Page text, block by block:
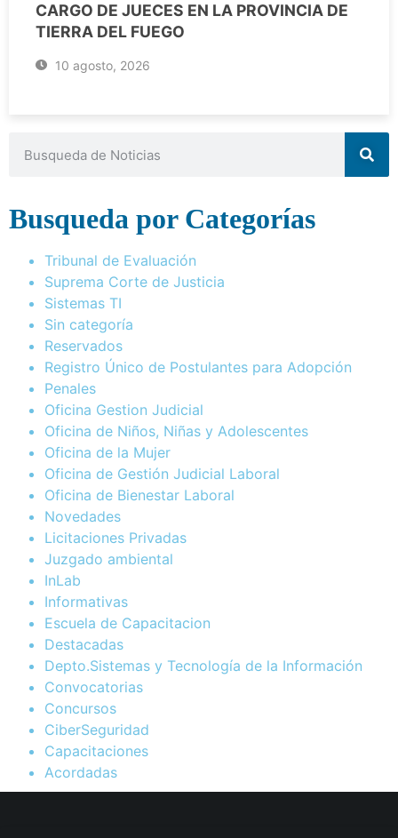
CARGO DE JUECES EN LA PROVINCIA DE
TIERRA DEL FUEGO
10 agosto, 2026
Busqueda por Categorías
Tribunal de Evaluación
Suprema Corte de Justicia
Sistemas TI
Sin categoría
Reservados
Registro Único de Postulantes para Adopción
Penales
Oficina Gestion Judicial
Oficina de Niños, Niñas y Adolescentes
Oficina de la Mujer
Oficina de Gestión Judicial Laboral
Oficina de Bienestar Laboral
Novedades
Licitaciones Privadas
Juzgado ambiental
InLab
Informativas
Escuela de Capacitacion
Destacadas
Depto.Sistemas y Tecnología de la Información
Convocatorias
Concursos
CiberSeguridad
Capacitaciones
Acordadas